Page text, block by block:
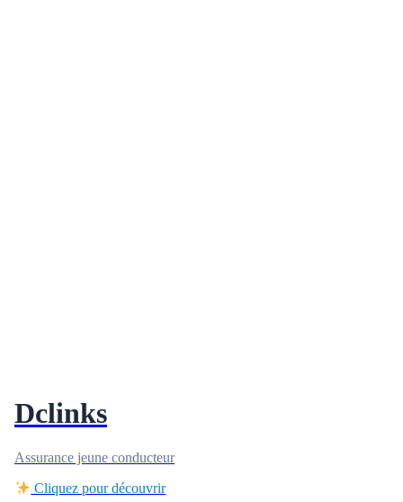
Dclinks
Assurance jeune conducteur
Cliquez pour découvrir